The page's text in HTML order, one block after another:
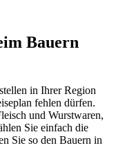
Bauern
in Ihrer Region
fehlen dürfen.
und Wurstwaren,
Sie einfach die
Sie so den Bauern in